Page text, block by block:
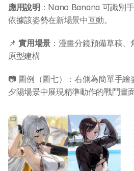
應用說明 ：Nano Banana 可識別
依據該姿勢在新場景中互動。
📌 實用場景 ：漫畫分鏡預備草稿
原型建構
📷 圖例（圖七）：右側為簡單手
夕陽場景中展現精準動作的戰鬥畫